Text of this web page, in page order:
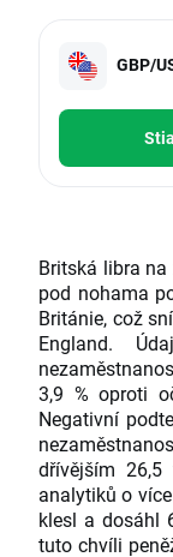
GBP/
Britská libra
pod nohama
Británie, což
England.
3,9 % oproti
Negativní
dřívějším 26,5
analytiků o
klesl a dosáhl
tuto chvíli